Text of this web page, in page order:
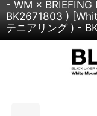
- WM × BRIEFING
BK2671803 ) [
テニアリング ) -